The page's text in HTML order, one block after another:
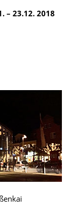
– 23.12. 2018